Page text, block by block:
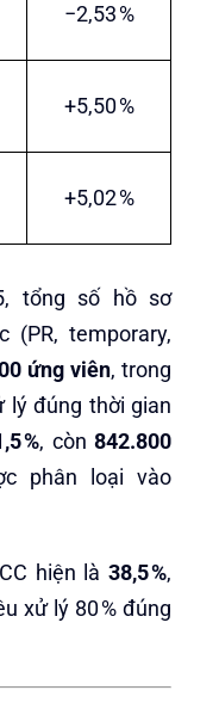
−2,53 %
+5,50 %
+5,02 %
tổng số hồ sơ
temporary,
ứng viên, trong
đúng thời gian
%, còn 842.800
phân loại vào
hiện là 38,5 %,
xử lý 80 % đúng